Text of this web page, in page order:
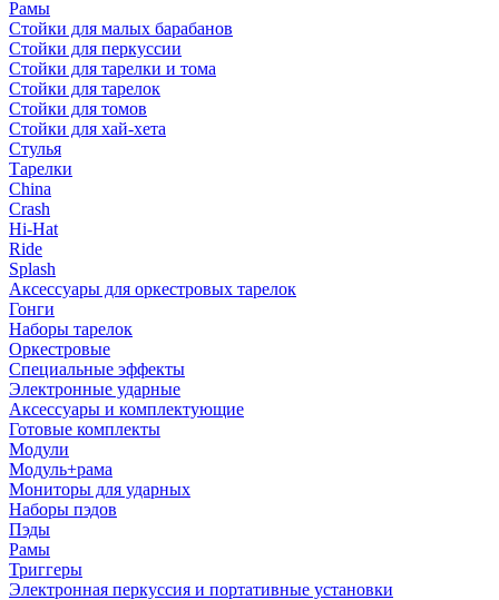
Рамы
Стойки для малых барабанов
Стойки для перкуссии
Стойки для тарелки и тома
Стойки для тарелок
Стойки для томов
Стойки для хай-хета
Стулья
Тарелки
China
Crash
Hi-Hat
Ride
Splash
Аксессуары для оркестровых тарелок
Гонги
Наборы тарелок
Оркестровые
Специальные эффекты
Электронные ударные
Аксессуары и комплектующие
Готовые комплекты
Модули
Модуль+рама
Мониторы для ударных
Наборы пэдов
Пэды
Рамы
Триггеры
Электронная перкуссия и портативные установки